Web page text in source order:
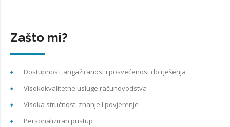
Zašto mi?
Dostupnost, angažiranost i posvećenost do rješenja
Visokokvalitetne usluge računovodstva
Visoka stručnost, znanje I povjerenje
Personaliziran pristup